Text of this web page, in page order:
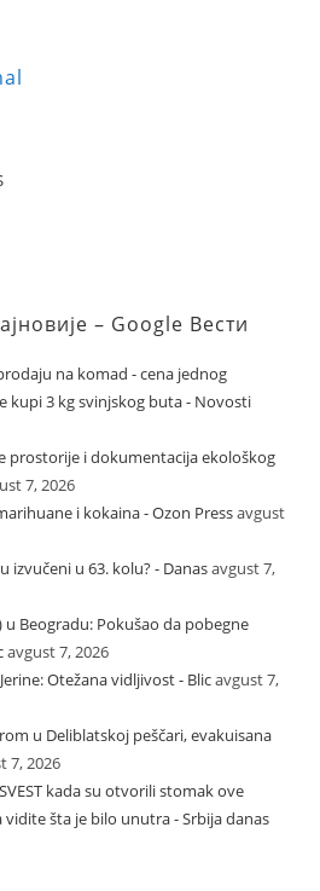
– Google Вести
na komad - cena jednog
kupi 3 kg svinjskog buta - Novosti
prostorije i dokumentacija ekološkog
7, 2026
i kokaina - Ozon Pressavgust
izvučeni u 63. kolu? - Danasavgust 7,
u Beogradu: Pokušao da pobegne
avgust 7, 2026
Otežana vidljivost - Blicavgust 7,
u Deliblatskoj peščari, evakuisana
7, 2026
kada su otvorili stomak ove
vidite šta je bilo unutra - Srbija danas